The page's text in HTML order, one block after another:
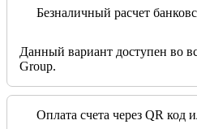
Безналичный расчет
Данный вариант доступен во
Group.
Оплата счета через QR код